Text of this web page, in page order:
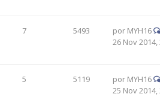
7 5493 por MYH16
26 Nov 2014,
5 5119 por MYH16
25 Nov 2014,